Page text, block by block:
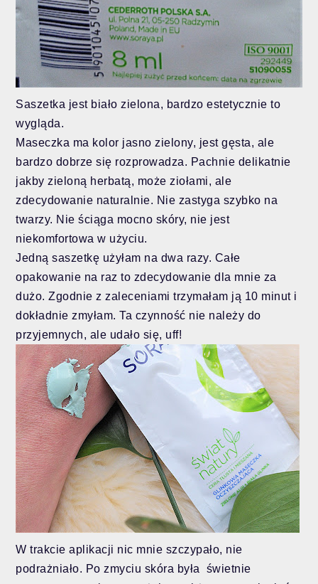
Saszetka jest biało zielona, bardzo estetycznie to
wygląda.
Maseczka ma kolor jasno zielony, jest gęsta, ale
bardzo dobrze się rozprowadza. Pachnie delikatnie
jakby zieloną herbatą, może ziołami, ale
zdecydowanie naturalnie. Nie zastyga szybko na
twarzy. Nie ściąga mocno skóry, nie jest
niekomfortowa w użyciu.
Jedną saszetkę użyłam na dwa razy. Całe
opakowanie na raz to zdecydowanie dla mnie za
dużo.Zgodnie z zaleceniami trzymałam ją 10 minut i
dokładnie zmyłam. Ta czynność nie należy do
przyjemnych, ale udało się, uff!
W trakcie aplikacji nic mnie szczypało, nie
podrażniało. Po zmyciu skóra była świetnie